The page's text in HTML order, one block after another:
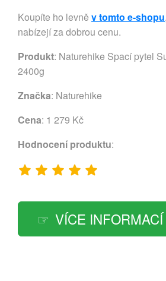
Koupíte ho levně v tomto e-shopu
nabízejí za dobrou cenu.
Produkt: Naturehike Spací pytel
2400g
Značka: Naturehike
Cena: 1 279 Kč
Hodnocení produktu:
VÍCE INFORMACÍ